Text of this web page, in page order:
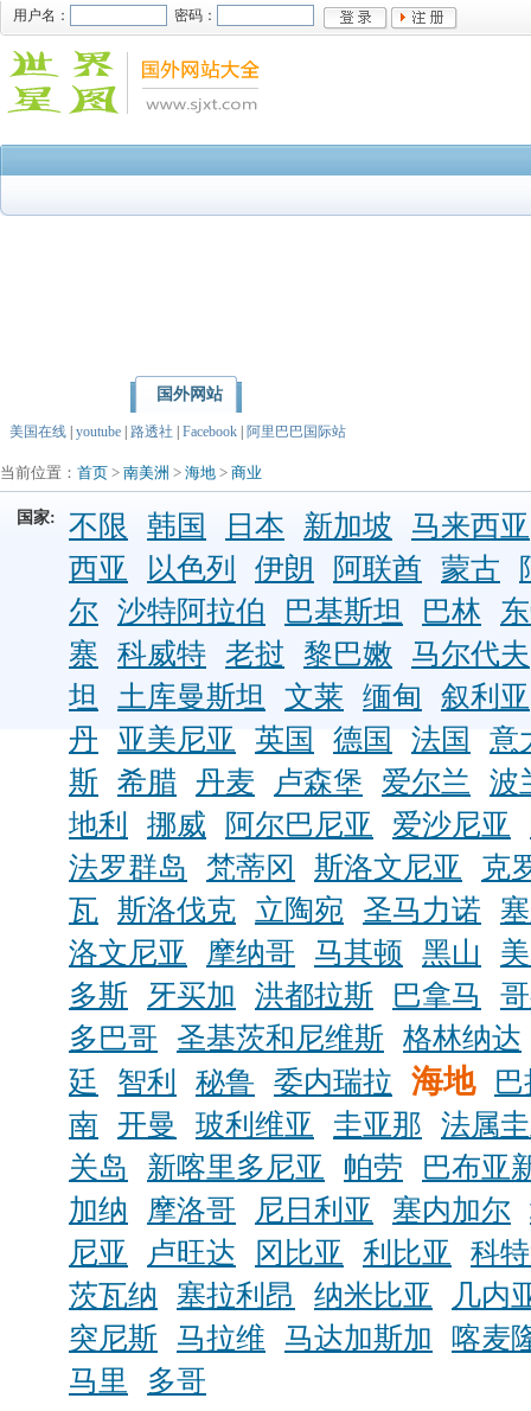
用户名： 密码：
国外网站
美国在线 youtube 路透社 Facebook 阿里巴巴国际站
当前位置： 首页 > 南美洲 > 海地 > 商业
国家: 不限 韩国 日本 新加坡
马来西亚
西亚
以色列 伊朗 阿联酋 蒙古
尔
沙特阿拉伯 巴基斯坦 巴林
寨
科威特 老挝 黎巴嫩
马尔代夫
坦
土库曼斯坦 文莱 缅甸
叙利亚
丹
亚美尼亚 英国 德国 法国
意
斯 希腊 丹麦 卢森堡 爱尔兰
波
地利
挪威 阿尔巴尼亚 爱沙尼亚
法罗群岛
梵蒂冈 斯洛文尼亚
克
瓦 斯洛伐克 立陶宛 圣马力诺
洛文尼亚
摩纳哥 马其顿 黑山
多斯
牙买加 洪都拉斯 巴拿马
多巴哥
圣基茨和尼维斯 格林纳达
廷
智利 秘鲁 委内瑞拉 海地
南
开曼 玻利维亚 圭亚那
法属
关岛
新喀里多尼亚 帕劳
巴布亚
加纳
摩洛哥 尼日利亚 塞内加尔
尼亚
卢旺达 冈比亚 利比亚
科
茨瓦纳
塞拉利昂 纳米比亚
几内
突尼斯
马拉维 马达加斯加
喀麦
马里
多哥